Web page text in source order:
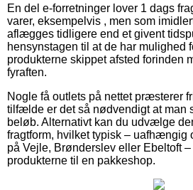
En del e-forretninger lover 1 dags
varer, eksempelvis , men som
aflægges tidligere end et givent
hensynstagen til at de har mulighed
produkterne skippet afsted forinden
fyraften.
Nogle få outlets på nettet præsterer
tilfælde er det så nødvendigt at man
beløb. Alternativt kan du udvælge
fragtform, hvilket typisk – uafhængig
på Vejle, Brønderslev eller Ebeltoft
produkterne til en pakkeshop.